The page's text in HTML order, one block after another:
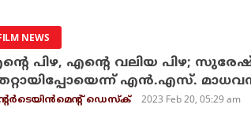
NEWS
പിഴ, എന്റെ വലിയ പിഴ;
എന്‍.എസ്.
ഡെസ്‌ക് 2023 Feb 20, 05:29 am